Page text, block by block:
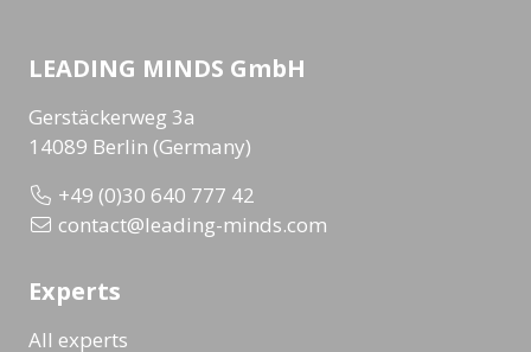
LEADING MINDS GmbH
Gerstäckerweg 3a
14089 Berlin (Germany)
+49 (0)30 640 777 42
contact@leading-minds.com
Experts
All experts